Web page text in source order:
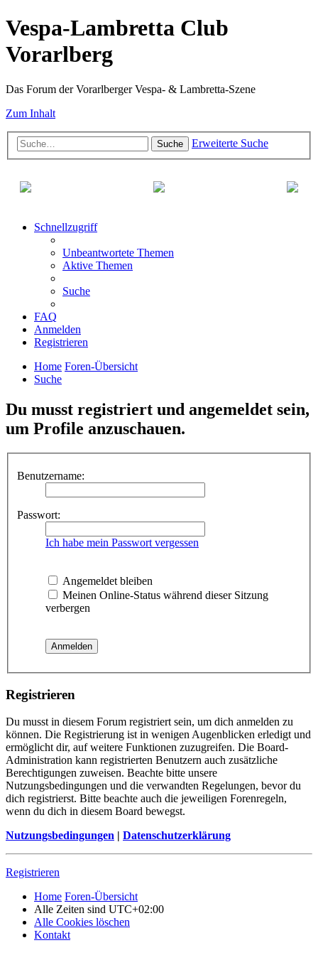
Vespa-Lambretta Club
Vorarlberg
Das Forum der Vorarlberger Vespa- & Lambretta-Szene
Zum Inhalt
Suche Erweiterte Suche
Schnellzugriff
Unbeantwortete Themen
Aktive Themen
Suche
FAQ
Anmelden
Registrieren
Home Foren-Übersicht
Suche
Du musst registriert und angemeldet sein,
um Profile anzuschauen.
Benutzername:
Passwort:
Ich habe mein Passwort vergessen
Angemeldet bleiben
Meinen Online-Status während dieser Sitzung
verbergen
Registrieren
Du musst in diesem Forum registriert sein, um dich anmelden zu
können. Die Registrierung ist in wenigen Augenblicken erledigt und
ermöglicht dir, auf weitere Funktionen zuzugreifen. Die Board-
Administration kann registrierten Benutzern auch zusätzliche
Berechtigungen zuweisen. Beachte bitte unsere
Nutzungsbedingungen und die verwandten Regelungen, bevor du
dich registrierst. Bitte beachte auch die jeweiligen Forenregeln,
wenn du dich in diesem Board bewegst.
Nutzungsbedingungen | Datenschutzerklärung
Registrieren
Home Foren-Übersicht
Alle Zeiten sind UTC+02:00
Alle Cookies löschen
Kontakt